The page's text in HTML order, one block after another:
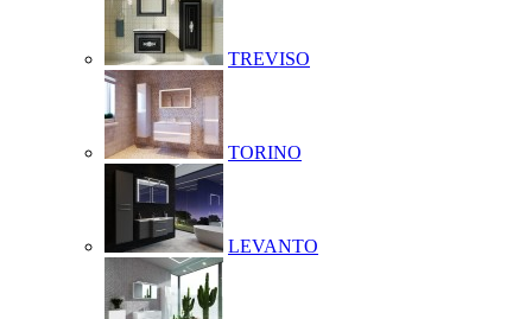
TREVISO
TORINO
LEVANTO